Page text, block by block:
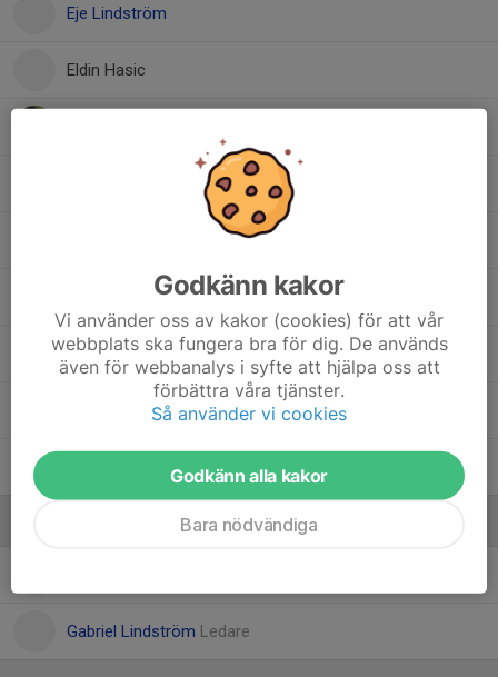
Eje Lindström
Eldin Hasic
Melvin Lundkvist Bengtsson
Ridwan Muse
Shiwan Ojeda
Simon Ruud
William Poropat
Gabriel Lindström Ledare
Godkänn kakor
Vi använder oss av kakor (cookies) för att vår
webbplats ska fungera bra för dig. De används
även för webbanalys i syfte att hjälpa oss att
förbättra våra tjänster.
Så använder vi cookies
Godkänn alla kakor
Bara nödvändiga